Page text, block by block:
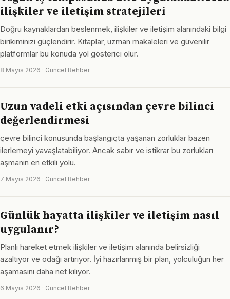
ilişkiler ve iletişim stratejileri
Doğru kaynaklardan beslenmek, ilişkiler ve iletişim alanındaki bilgi
birikiminizi güçlendirir. Kitaplar, uzman makaleleri ve güvenilir
platformlar bu konuda yol gösterici olur.
8 Mayıs 2026 · Güncel Rehber
Uzun vadeli etki açısından çevre bilinci
değerlendirmesi
çevre bilinci konusunda başlangıçta yaşanan zorluklar bazen
ilerlemeyi yavaşlatabiliyor. Ancak sabır ve istikrar bu zorlukları
aşmanın en etkili yolu.
7 Mayıs 2026 · Güncel Rehber
Günlük hayatta ilişkiler ve iletişim nasıl
uygulanır?
Planlı hareket etmek ilişkiler ve iletişim alanında belirsizliği
azaltıyor ve odağı artırıyor. İyi hazırlanmış bir plan, yolculuğun her
aşamasını daha net kılıyor.
6 Mayıs 2026 · Güncel Rehber